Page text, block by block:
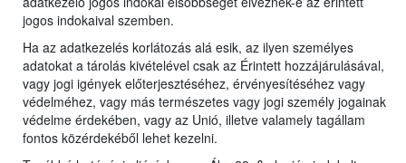
jogos indokaival szemben.
Ha az adatkezelés korlátozás alá esik, az ilyen személyes
adatokat a tárolás kivételével csak az Érintett hozzájárulásával,
vagy jogi igények előterjesztéséhez, érvényesítéséhez vagy
védelméhez, vagy más természetes vagy jogi személy jogainak
védelme érdekében, vagy az Unió, illetve valamely tagállam
fontos közérdekéből lehet kezelni.